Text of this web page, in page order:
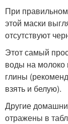
При
этой маски
отсутствуют
Этот самый
воды на молоко
глины
взять и белую).
Другие
отражены в